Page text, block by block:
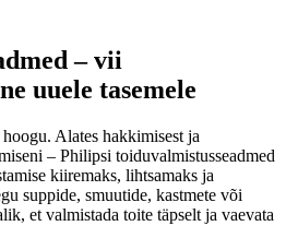
– vii
uuele tasemele
Alates hakkimisest ja
– Philipsi toiduvalmistusseadmed
kiiremaks, lihtsamaks ja
suppide, smuutide, kastmete või
et valmistada toite täpselt ja vaevata